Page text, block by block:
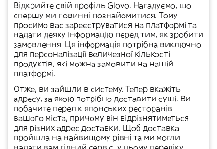
Відкрийте свій профіль Glovo. Нагадуємо, що
спершу ми повинні познайомитися. Тому
просимо вас зареєструватися на платформі та
надати деяку інформацію перед тим, як зробити
замовлення. Ця інформація потрібна виключно
для персоналізації величезної кількості
продуктів, які можна замовити на нашій
платформі.
Отже, ви зайшли в систему. Тепер вкажіть
адресу, за якою потрібно доставити суші. Ви
побачите перелік японських ресторанів
вашого міста, причому він відрізнятиметься
для різних адрес доставки. Щоб доставка
пройшла на найвищому рівні та ми могли
надати вам гідний сервіс, у цьому переліку